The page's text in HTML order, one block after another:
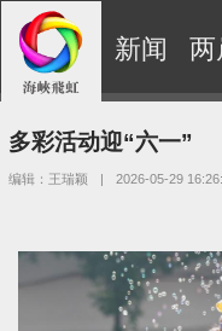
新闻 两
多彩活动迎“六一”
编辑：王瑞颖 | 2026-05-29